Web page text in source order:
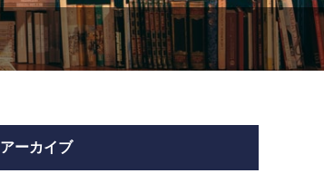
アーカイブ